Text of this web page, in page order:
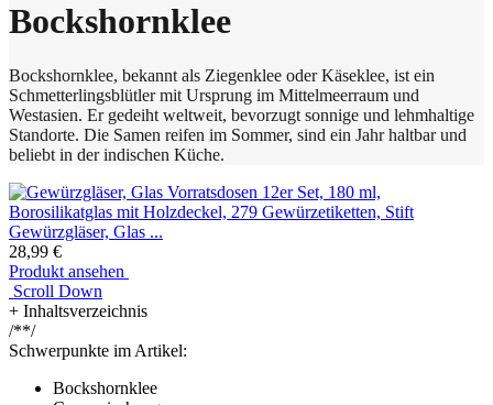
Bockshornklee
Bockshornklee, bekannt als Ziegenklee oder Käseklee, ist ein
Schmetterlingsblütler mit Ursprung im Mittelmeerraum und
Westasien. Er gedeiht weltweit, bevorzugt sonnige und lehmhaltige
Standorte. Die Samen reifen im Sommer, sind ein Jahr haltbar und
beliebt in der indischen Küche.
Gewürzgläser, Glas ...
28,99 €
Produkt ansehen
Scroll Down
+ Inhaltsverzeichnis
/**/
Schwerpunkte im Artikel:
Bockshornklee